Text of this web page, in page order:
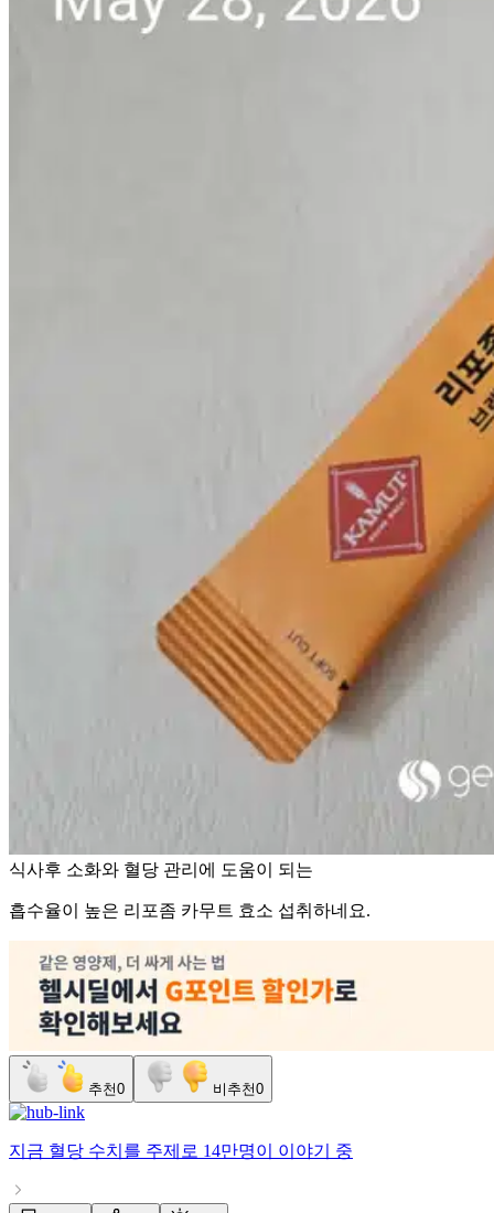
식사후 소화와 혈당 관리에 도움이 되는
흡수율이 높은 리포좀 카무트 효소 섭취하네요.
추천0 비추천0
지금 혈당 수치 를 주제로 14만명이 이야기 중